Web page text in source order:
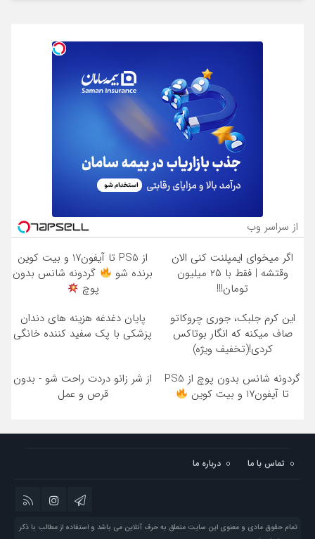
از سراسر وب
اگر میخوای ایمپلنت کنی الان
وقتشه | فقط با ۲۵ میلیون
تومان!!!
از PS5 تا آیفون17 و بیت کوین
برنده شو
گردونه شانس بدون
پوچ
این کرم جلبک، جوری چروکاتو
صاف میکنه که انگار بوتاکس
کردی!(تخفیف ویژه)
پایان دغدغه هزینه های دندان
پزشکی با پک سفید کننده خانگی
گردونه شانس بدون پوچ از PS5
تا آیفون17 و بیت کوین
از شر زانو دردت راحت شو - بدون
قرص و عمل
تماس با ما درباره ما
تمام حقوق مادی و معنوی این سایت متعلق به حرف آنلاین می باشد و استفاده از مطالب با ذکر